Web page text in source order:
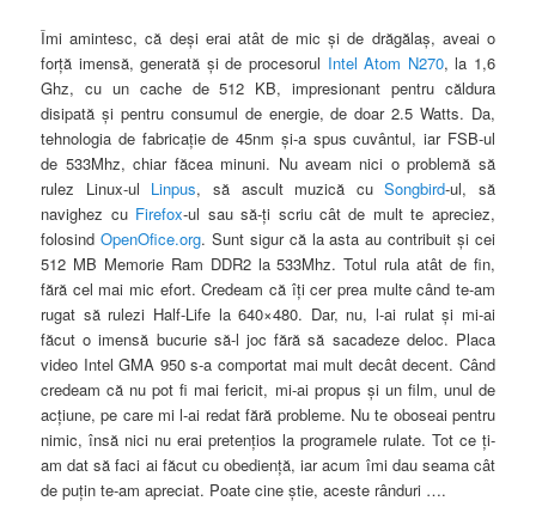
Îmi amintesc, că deşi erai atât de mic şi de drăgălaş, aveai o
forţă imensă, generată şi de procesorul Intel Atom N270, la 1,6
Ghz, cu un cache de 512 KB, impresionant pentru căldura
disipată şi pentru consumul de energie, de doar 2.5 Watts. Da,
tehnologia de fabricaţie de 45nm şi-a spus cuvântul, iar FSB-ul
de 533Mhz, chiar făcea minuni. Nu aveam nici o problemă să
rulez Linux-ul Linpus, să ascult muzică cuSongbird-ul, să
navighez cu Firefox-ul sau să-ţi scriu cât de mult te apreciez,
folosind OpenOfice.org. Sunt sigur că la asta au contribuit şi cei
512 MB Memorie Ram DDR2 la 533Mhz. Totul rula atât de fin,
fără cel mai mic efort. Credeam că îţi cer prea multe când te-am
rugat să rulezi Half-Life la 640×480. Dar, nu, l-ai rulat şi mi-ai
făcut o imensă bucurie să-l joc fără să sacadeze deloc. Placa
video Intel GMA 950 s-a comportat mai mult decât decent. Când
credeam că nu pot fi mai fericit, mi-ai propus şi un film, unul de
acţiune, pe care mi l-ai redat fără probleme. Nu te oboseai pentru
nimic, însă nici nu erai pretenţios la programele rulate. Tot ce ţi-
am dat să faci ai făcut cu obedienţă, iar acum îmi dau seama cât
de puţin te-am apreciat. Poate cine ştie, aceste rânduri ….